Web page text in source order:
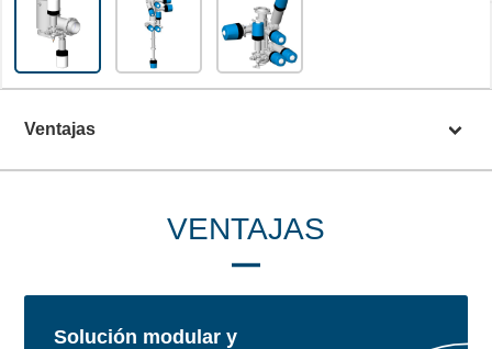
Ventajas
VENTAJAS
Solución modular y